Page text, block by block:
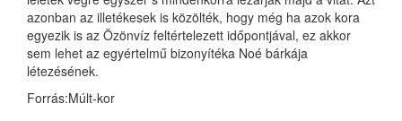
azonban az illetékesek is közölték, hogy még ha azok kora
egyezik is az Özönvíz feltértelezett időpontjával, ez akkor
sem lehet az egyértelmű bizonyítéka Noé bárkája
létezésének.
Forrás:Múlt-kor